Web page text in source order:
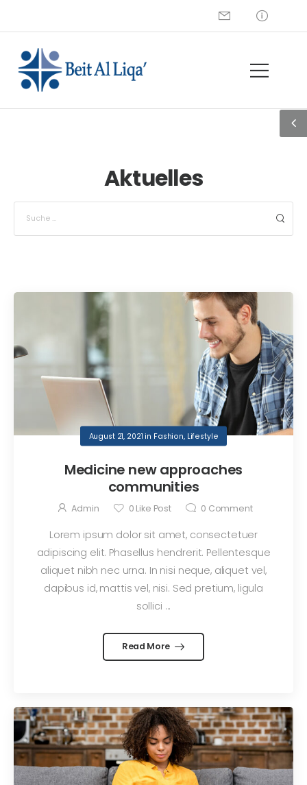
Aktuelles
August 21, 2021 in Fashion, Lifestyle
Medicine new approaches
communities
Admin 0 Like Post 0 Comment
Lorem ipsum dolor sit amet, consectetuer
adipiscing elit. Phasellus hendrerit. Pellentesque
aliquet nibh nec urna. In nisi neque, aliquet vel,
dapibus id, mattis vel, nisi. Sed pretium, ligula
sollici ...
Read More